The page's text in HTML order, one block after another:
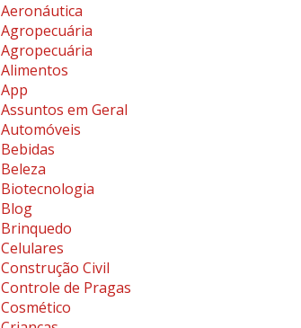
Aeronáutica
Agropecuária
Agropecuária
Alimentos
App
Assuntos em Geral
Automóveis
Bebidas
Beleza
Biotecnologia
Blog
Brinquedo
Celulares
Construção Civil
Controle de Pragas
Cosmético